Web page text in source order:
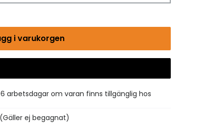
i varukorgen
arbetsdagar om varan finns tillgänglig hos
ej begagnat)